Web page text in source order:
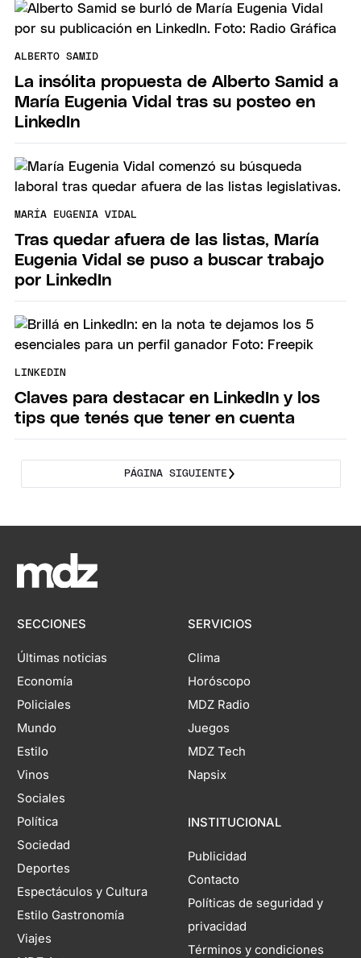
ALBERTO SAMID
La insólita propuesta de Alberto Samid a
María Eugenia Vidal tras su posteo en
LinkedIn
MARÍA EUGENIA VIDAL
Tras quedar afuera de las listas, María
Eugenia Vidal se puso a buscar trabajo
por LinkedIn
LINKEDIN
Claves para destacar en LinkedIn y los
tips que tenés que tener en cuenta
PÁGINA SIGUIENTE
SECCIONES
Últimas noticias
Economía
Policiales
Mundo
Estilo
Vinos
Sociales
Política
Sociedad
Deportes
Espectáculos y Cultura
Estilo Gastronomía
Viajes
SERVICIOS
Clima
Horóscopo
MDZ Radio
Juegos
MDZ Tech
Napsix
INSTITUCIONAL
Publicidad
Contacto
Políticas de seguridad y
privacidad
Términos y condiciones